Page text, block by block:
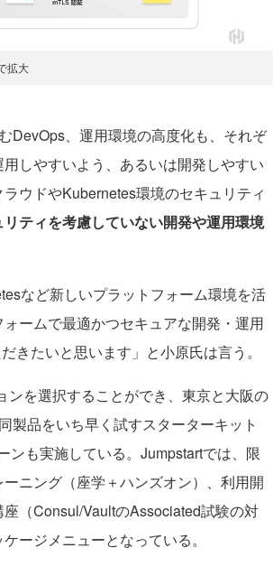
拡大
DevOps、運用環境の高度化も、それぞ
しやすいよう、あるいは開発しやすい
ウドやKubernetes環境のセキュリティ
リティを考慮していない開発や運用環境
など新しいプラットフォーム環境を活
ームで最適かつセキュアな開発・運用
きたいと思います」と小原氏は言う。
を選択することができ、東京と大阪の
製品をいち早く試すスターターキット
ンも実施している。Jumpstartでは、限
ニング（座学＋ハンズオン）、利用開
（Consul/VaultのAssociated試験の対
ージメニューとなっている。